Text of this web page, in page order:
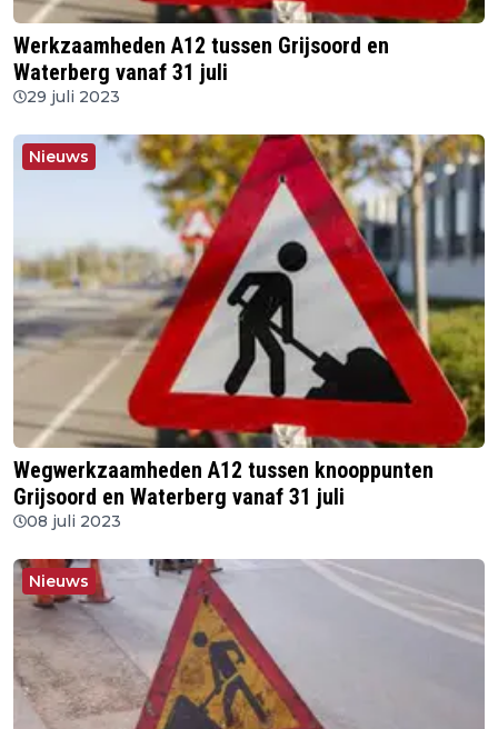
Werkzaamheden A12 tussen Grijsoord en
Waterberg vanaf 31 juli
29 juli 2023
Nieuws
Wegwerkzaamheden A12 tussen knooppunten
Grijsoord en Waterberg vanaf 31 juli
08 juli 2023
Nieuws